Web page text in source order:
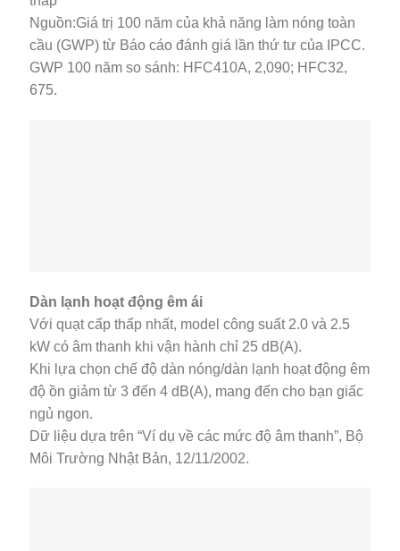
Nguồn:Giá trị 100 năm của khả năng làm nóng toàn
cầu (GWP) từ Báo cáo đánh giá lần thứ tư của IPCC.
GWP 100 năm so sánh: HFC410A, 2,090; HFC32,
675.
Dàn lạnh hoạt động êm ái
Với quạt cấp thấp nhất, model công suất 2.0 và 2.5
kW có âm thanh khi vận hành chỉ 25 dB(A).
Khi lựa chọn chế độ dàn nóng/dàn lạnh hoạt động êm
độ ồn giảm từ 3 đến 4 dB(A), mang đến cho bạn giấc
ngủ ngon.
Dữ liệu dựa trên “Ví dụ về các mức độ âm thanh”, Bộ
Môi Trường Nhật Bản, 12/11/2002.